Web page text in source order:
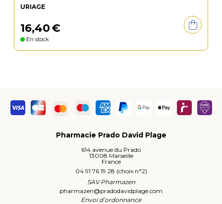
URIAGE
16,40€
En stock
Pharmacie Prado David Plage
614 avenue du Prado
13008 Marseille
France
04 91 76 19 28 (choix n°2)
SAV Pharmazen
pharmazen@pradodavidplage.com
Envoi d’ordonnance